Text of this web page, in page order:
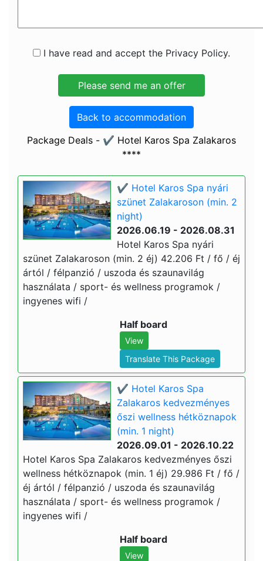
I have read and accept the Privacy Policy.
Back to accommodation
Package Deals - ✔️ Hotel Karos Spa Zalakaros
****
✔️ Hotel Karos Spa nyári
szünet Zalakaroson (min. 2
night)
2026.06.19 - 2026.08.31
Hotel Karos Spa nyári
szünet Zalakaroson (min. 2 éj) 42.206 Ft / fő / éj
ártól / félpanzió / uszoda és szaunavilág
használata / sport- és wellness programok /
ingyenes wifi /
Half board
View
Translate This Package
✔️ Hotel Karos Spa
Zalakaros kedvezményes
őszi wellness hétköznapok
(min. 1 night)
2026.09.01 - 2026.10.22
Hotel Karos Spa Zalakaros kedvezményes őszi
wellness hétköznapok (min. 1 éj) 29.986 Ft / fő /
éj ártól / félpanzió / uszoda és szaunavilág
használata / sport- és wellness programok /
ingyenes wifi /
Half board
View